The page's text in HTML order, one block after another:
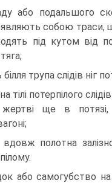
або подальшого
являють собою траси,
під кутом від
трупа слідів ніг
тілі потерпілого
ще в
полотна
або самогубство на